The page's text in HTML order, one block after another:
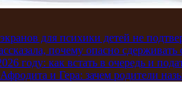
для психики детей не
почему опасно сдерживать
году: как встать в очередь и
и Гера: зачем родители